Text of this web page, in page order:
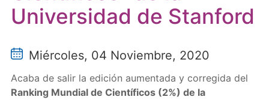
Universidad de Stanford
Miércoles, 04 Noviembre, 2020
Acaba de salir la edición aumentada y corregida del
Ranking Mundial de Científicos (2%) de la